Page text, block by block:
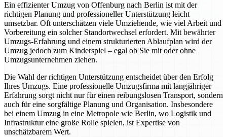
Ein effizienter Umzug von Offenburg nach Berlin ist mit der
richtigen Planung und professioneller Unterstützung leicht
umsetzbar. Oft unterschätzen viele Umziehende, wie viel Arbeit und
Vorbereitung ein solcher Standortwechsel erfordert. Mit bewährter
Umzugs-Erfahrung und einem strukturierten Ablaufplan wird der
Umzug jedoch zum Kinderspiel – egal ob Sie mit oder ohne
Umzugsunternehmen ziehen.
Die Wahl der richtigen Unterstützung entscheidet über den Erfolg
Ihres Umzugs. Eine professionelle Umzugsfirma mit langjähriger
Erfahrung sorgt nicht nur für einen reibungslosen Transport, sondern
auch für eine sorgfältige Planung und Organisation. Insbesondere
bei einem Umzug in eine Metropole wie Berlin, wo Logistik und
Infrastruktur eine große Rolle spielen, ist Expertise von
unschätzbarem Wert.